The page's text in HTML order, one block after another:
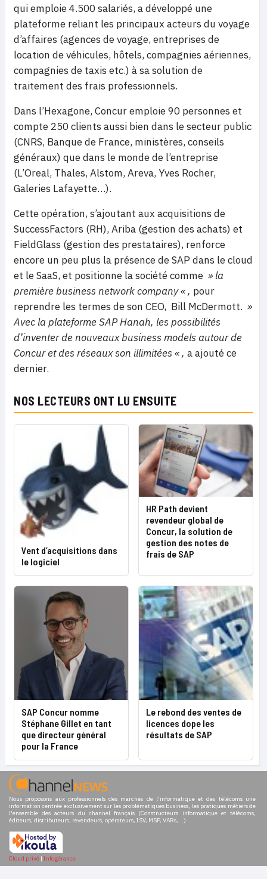
qui emploie 4.500 salariés, a développé une
plateforme reliant les principaux acteurs du voyage
d’affaires (agences de voyage, entreprises de
location de véhicules, hôtels, compagnies aériennes,
compagnies de taxis etc.) à sa solution de
traitement des frais professionnels.
Dans l’Hexagone, Concur emploie 90 personnes et
compte 250 clients aussi bien dans le secteur public
(CNRS, Banque de France, ministères, conseils
généraux) que dans le monde de l’entreprise
(L’Oreal, Thales, Alstom, Areva, Yves Rocher,
Galeries Lafayette…).
Cette opération, s’ajoutant aux acquisitions de
SuccessFactors (RH), Ariba (gestion des achats) et
FieldGlass (gestion des prestataires), renforce
encore un peu plus la présence de SAP dans le cloud
et le SaaS, et positionne la société comme » la
première business network company « , pour
reprendre les termes de son CEO, Bill McDermott. »
Avec la plateforme SAP Hanah, les possibilités
d’inventer de nouveaux business models autour de
Concur et des réseaux son illimitées « , a ajouté ce
dernier.
NOS LECTEURS ONT LU ENSUITE
Vent d’acquisitions dans
le logiciel
HR Path devient
revendeur global de
Concur, la solution de
gestion des notes de
frais de SAP
SAP Concur nomme
Stéphane Gillet en tant
que directeur général
pour la France
Le rebond des ventes de
licences dope les
résultats de SAP
Nous proposons aux professionnels des marchés de l'informatique et des télécoms une
information centrée exclusivement sur les problématiques business, les pratiques métiers de
l'ensemble des acteurs du channel français (Constructeurs informatique et télécoms,
éditeurs, distributeurs, revendeurs, opérateurs, ISV, MSP, VARs,...)
Cloud privé | Infogérance